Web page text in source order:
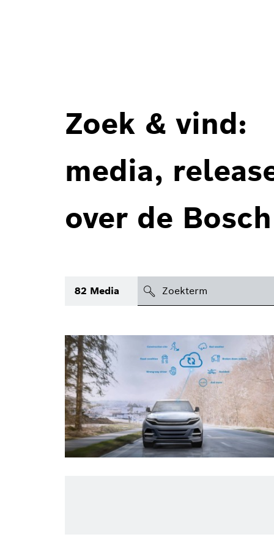
Zoek & vind:
media,
over de
82 Media
search
icon
Topic(1)
Gebied
Regio
Periode
Type